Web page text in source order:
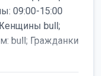
09:00-15:00
Женщины bull;
bull; Гражданки